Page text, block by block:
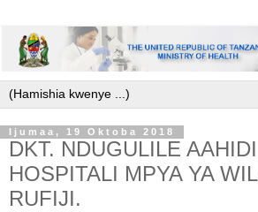
Ijumaa, 19 Oktoba 2018
DKT. NDUGULILE
HOSPITALI MPYA YA
RUFIJI.